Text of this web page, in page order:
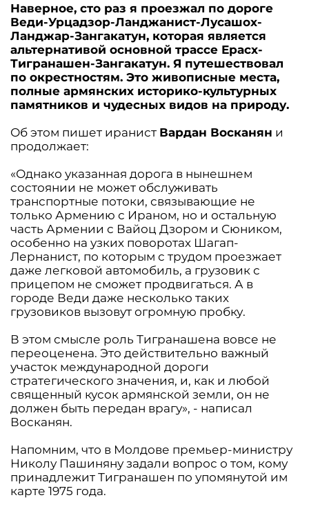
Наверное, сто раз я проезжал по дороге
Веди-Урцадзор-Ланджанист-Лусашох-
Ланджар-Зангакатун, которая является
альтернативой основной трассе Ерасх-
Тигранашен-Зангакатун. Я путешествовал
по окрестностям. Это живописные места,
полные армянских историко-культурных
памятников и чудесных видов на природу.
Об этом пишет иранист Вардан Восканян и
продолжает:
«Однако указанная дорога в нынешнем
состоянии не может обслуживать
транспортные потоки, связывающие не
только Армению с Ираном, но и остальную
часть Армении с Вайоц Дзором и Сюником,
особенно на узких поворотах Шагап-
Лернанист, по которым с трудом проезжает
даже легковой автомобиль, а грузовик с
прицепом не сможет продвигаться. А в
городе Веди даже несколько таких
грузовиков вызовут огромную пробку.
В этом смысле роль Тигранашена вовсе не
переоценена. Это действительно важный
участок международной дороги
стратегического значения, и, как и любой
священный кусок армянской земли, он не
должен быть передан врагу», - написал
Восканян.
Напомним, что в Молдове премьер-министру
Николу Пашиняну задали вопрос о том, кому
принадлежит Тигранашен по упомянутой им
карте 1975 года.